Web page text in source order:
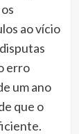
ao vício
erro
um ano
que o